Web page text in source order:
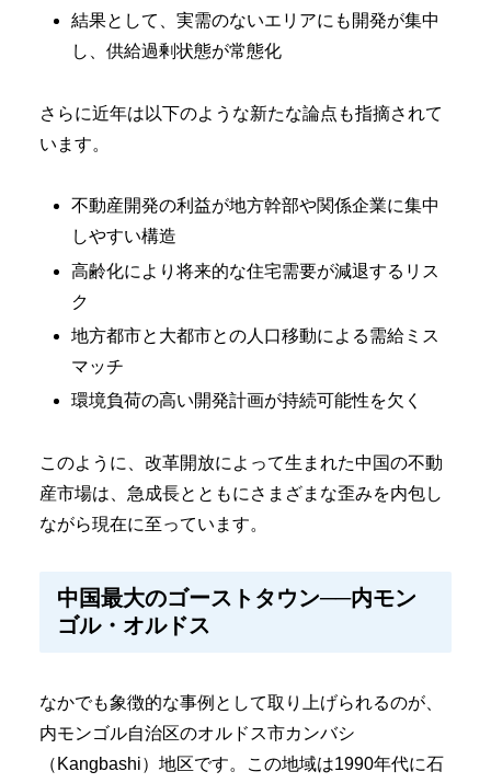
結果として、実需のないエリアにも開発が集中
し、供給過剰状態が常態化
さらに近年は以下のような新たな論点も指摘されて
います。
不動産開発の利益が地方幹部や関係企業に集中
しやすい構造
高齢化により将来的な住宅需要が減退するリス
ク
地方都市と大都市との人口移動による需給ミス
マッチ
環境負荷の高い開発計画が持続可能性を欠く
このように、改革開放によって生まれた中国の不動
産市場は、急成長とともにさまざまな歪みを内包し
ながら現在に至っています。
中国最大のゴーストタウン──内モン
ゴル・オルドス
なかでも象徴的な事例として取り上げられるのが、
内モンゴル自治区のオルドス市カンバシ
（Kangbashi）地区です。この地域は1990年代に石